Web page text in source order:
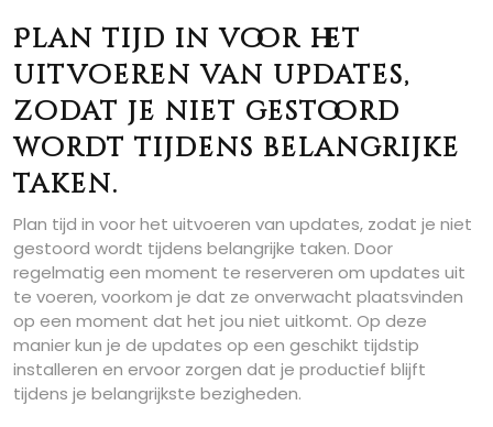
Plan tijd in voor het
uitvoeren van updates,
zodat je niet gestoord
wordt tijdens belangrijke
taken.
Plan tijd in voor het uitvoeren van updates, zodat je niet
gestoord wordt tijdens belangrijke taken. Door
regelmatig een moment te reserveren om updates uit
te voeren, voorkom je dat ze onverwacht plaatsvinden
op een moment dat het jou niet uitkomt. Op deze
manier kun je de updates op een geschikt tijdstip
installeren en ervoor zorgen dat je productief blijft
tijdens je belangrijkste bezigheden.